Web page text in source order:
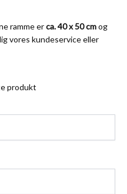
ramme erca. 40 x 50 cmog
vores kundeserviceeller
produkt